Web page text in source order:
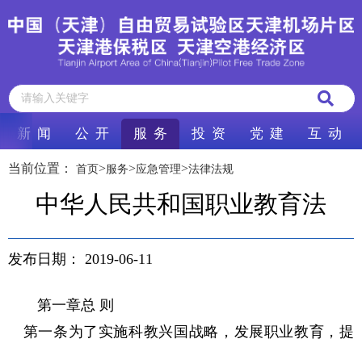
新 闻 公 开 服 务 投 资 党 建 互 动
当前位置： 首页>服务>应急管理>法律法规
中华人民共和国职业教育法
发布日期： 2019-06-11
第一章总 则
第一条为了实施科教兴国战略，发展职业教育，提